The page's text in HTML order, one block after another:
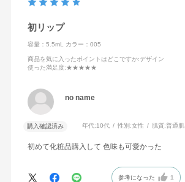
初リップ
容量：5.5mL カラー：005
商品を気に入ったポイントはどこですか:デザイン
使った満足度:★★★★★
no name
購入確認済み 年代:10代 性別:女性 肌質:普通肌
初めて化粧品購入して 色味も可愛かった
参考になった 1